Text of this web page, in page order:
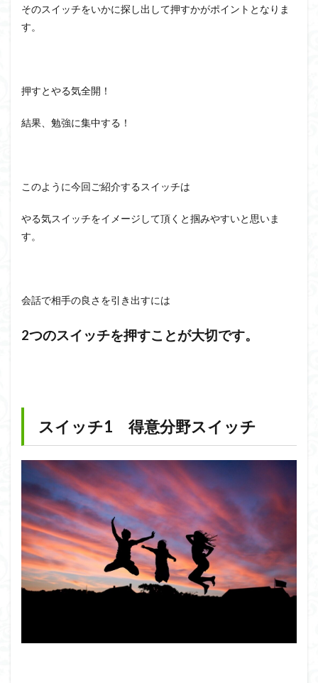
そのスイッチをいかに探し出して押すかがポイントとなりま
す。
押すとやる気全開！
結果、勉強に集中する！
このように今回ご紹介するスイッチは
やる気スイッチをイメージして頂くと掴みやすいと思いま
す。
会話で相手の良さを引き出すには
2つのスイッチを押すことが大切です。
スイッチ1 得意分野スイッチ